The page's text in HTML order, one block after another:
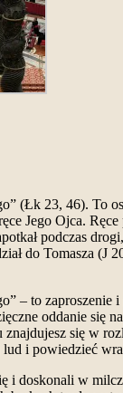
(Łk 23, 46). To
Jego Ojca.
podczas
do Tomasza
– to
oddanie się
znajdujesz się w
i powiedzieć
i doskonali w